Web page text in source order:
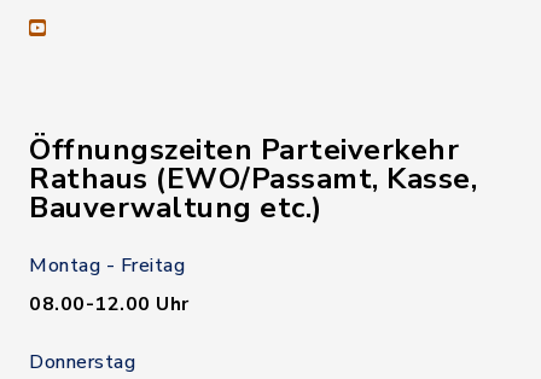
youtube
Öffnungszeiten Parteiverkehr
Rathaus (EWO/Passamt, Kasse,
Bauverwaltung etc.)
Montag - Freitag
08.00-12.00 Uhr
Donnerstag